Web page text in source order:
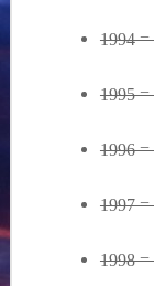
1994 =
1995 =
1996 =
1997 =
1998 =